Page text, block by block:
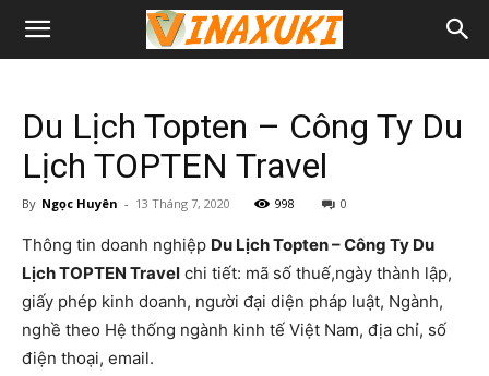
Du Lịch Topten – Công Ty Du
Lịch TOPTEN Travel
By Ngọc Huyên - 13 Tháng 7, 2020 998 0
Thông tin doanh nghiệp Du Lịch Topten – Công Ty Du
Lịch TOPTEN Travel chi tiết: mã số thuế,ngày thành lập,
giấy phép kinh doanh, người đại diện pháp luật, Ngành,
nghề theo Hệ thống ngành kinh tế Việt Nam, địa chỉ, số
điện thoại, email.